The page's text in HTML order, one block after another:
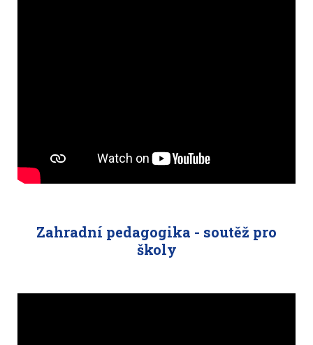
Zahradní pedagogika - soutěž pro
školy